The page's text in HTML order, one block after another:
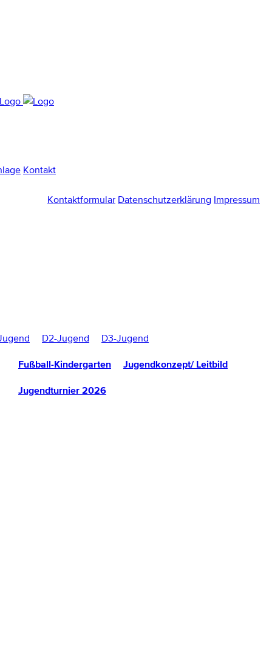
Kontakt
Kontaktformular Datenschutzerklärung Impressum
D2-Jugend D3-Jugend
Fußball-Kindergarten Jugendkonzept/ Leitbild
Jugendturnier 2026